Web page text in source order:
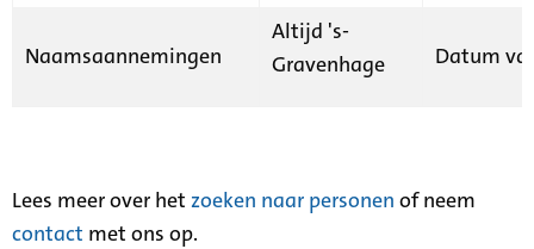
Naamsaannemingen
Altijd 's-
Gravenhage
Datum
Lees meer over het zoeken naar personen of neem
contact met ons op.